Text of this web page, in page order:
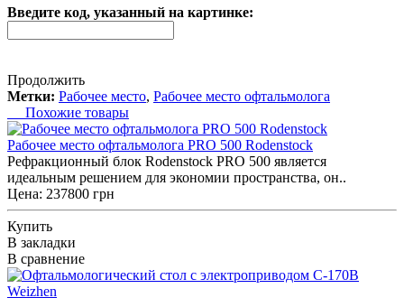
Введите код, указанный на картинке:
Продолжить
Метки: Рабочее место, Рабочее место офтальмолога
Похожие товары
Рабочее место офтальмолога PRO 500 Rodenstock
Рефракционный блок Rodenstock PRO 500 является
идеальным решением для экономии пространства, он..
Цена: 237800 грн
Купить
В закладки
В сравнение